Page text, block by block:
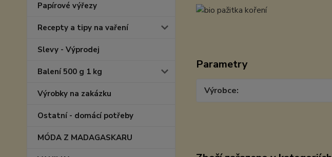
Papírové výřezy
Recepty a tipy na vaření
Slevy - Výprodej
Balení 500 g 1 kg
Výrobky na zakázku
Ostatní - domácí potřeby
MÓDA Z MADAGASKARU
Parametry
Výrobce